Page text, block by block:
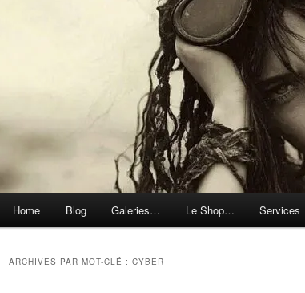
Home Blog Galeries… Le Shop… Services
ARCHIVES PAR MOT-CLÉ : CYBER